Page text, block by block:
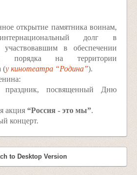
открытие памятника воинам,
долг в
в обеспечении
порядка на территории
(у кинотеатра “Родина”).
посвященный Дню
акция “Россия - это мы”.
концерт.
to Desktop Version